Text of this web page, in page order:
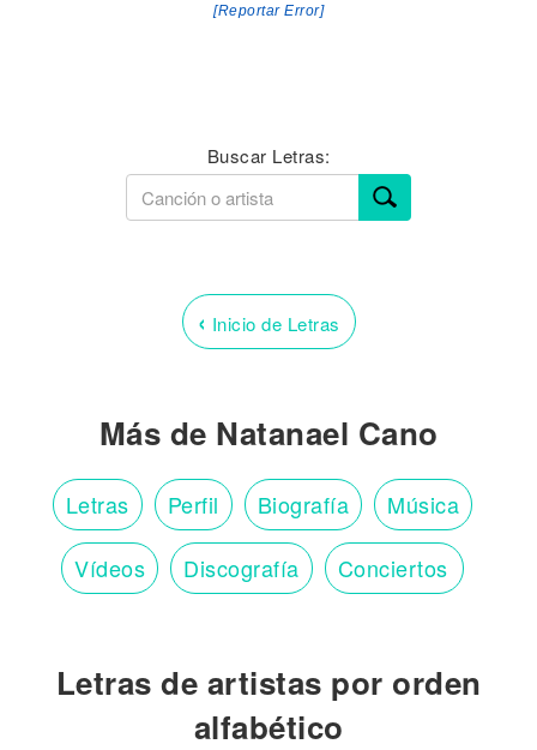
[Reportar Error]
Buscar Letras:
‹ Inicio de Letras
Más de Natanael Cano
Letras Perfil Biografía Música
Vídeos Discografía Conciertos
Letras de artistas por orden
alfabético